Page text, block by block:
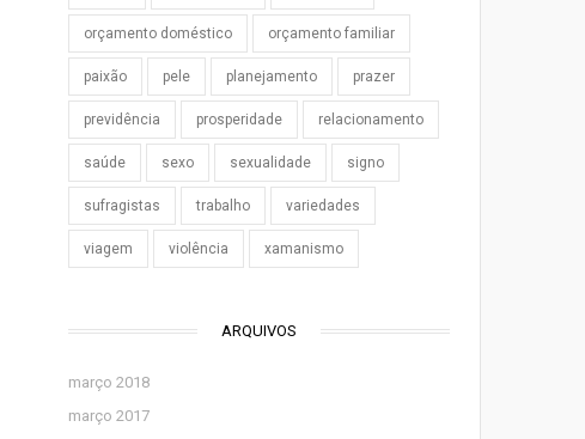
orçamento doméstico orçamento familiar
paixão pele planejamento prazer
previdência prosperidade relacionamento
saúde sexo sexualidade signo
sufragistas trabalho variedades
viagem violência xamanismo
ARQUIVOS
março 2018
março 2017